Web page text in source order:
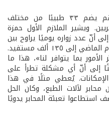
يؤمّن العمل في المستوصف طاقم يضم ٣٣ طبيبًا من مختلف
و٣ ضباط و١٠٤ عسكريين. ويشير الملازم الأول حمزة
عدد زواره يوميًا يراوح بين
بما يتوافر لنا»، هذا ما
إلى أنّ أي مشكلة تطرأ على
يُعطي مثلًا في هذا
لآلات الطبع، وكان الحل
تعبئة المحابر يدويًا